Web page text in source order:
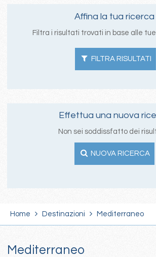
Affina la tua ricerca
Filtra i risultati trovati in base alle
FILTRA RISULTATI
Effettua una nuova
Non sei soddissfatto dei
NUOVA RICERCA
Home Destinazioni Mediterraneo
Mediterraneo